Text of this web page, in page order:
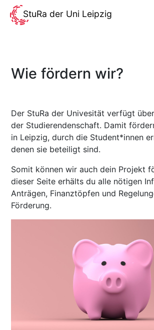
StuRa der Uni Leipzig
Wie fördern wir?
Der StuRa der Univesität verfügt
der Studierendenschaft. Damit
in Leipzig, durch die Student*innen
denen sie beteiligt sind.
Somit können wir auch dein Projekt
dieser Seite erhälts du alle nötigen
Anträgen, Finanztöpfen und
Förderung.